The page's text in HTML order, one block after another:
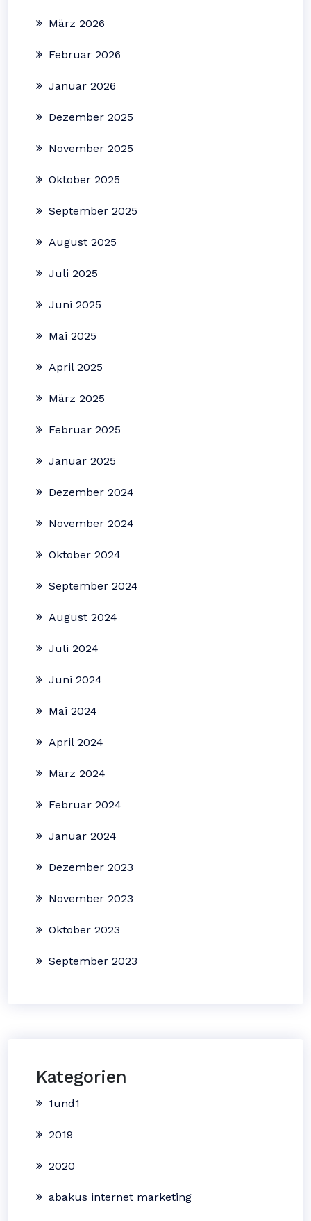
März 2026
Februar 2026
Januar 2026
Dezember 2025
November 2025
Oktober 2025
September 2025
August 2025
Juli 2025
Juni 2025
Mai 2025
April 2025
März 2025
Februar 2025
Januar 2025
Dezember 2024
November 2024
Oktober 2024
September 2024
August 2024
Juli 2024
Juni 2024
Mai 2024
April 2024
März 2024
Februar 2024
Januar 2024
Dezember 2023
November 2023
Oktober 2023
September 2023
Kategorien
1und1
2019
2020
abakus internet marketing